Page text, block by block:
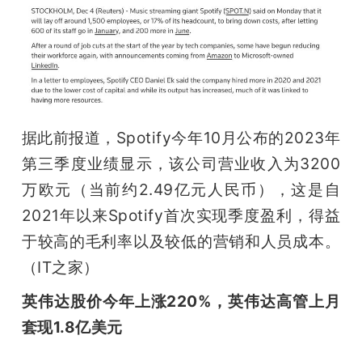
据此前报道，Spotify今年10月公布的2023年
第三季度业绩显示，该公司营业收入为3200
万欧元（当前约2.49亿元人民币），这是自
2021年以来Spotify首次实现季度盈利，得益
于较高的毛利率以及较低的营销和人员成本。
（IT之家）
英伟达股价今年上涨220%，英伟达高管上月
套现1.8亿美元